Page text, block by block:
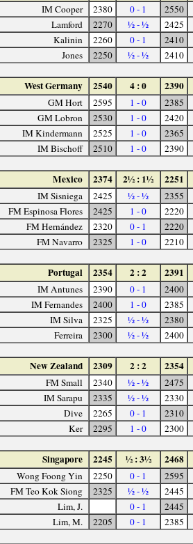
IM Cooper 2380 0 - 1 2550
Lamford
2270 ½ - ½ 2425
Kalinin
2260 0 - 1 2410
Jones
2250 ½ - ½ 2410
West Germany 2540 4 : 0 2390
GM Hort 2595 1 - 0 2385
GM Lobron
2530 1 - 0 2420
IM Kindermann
2525 1 - 0 2365
IM Bischoff
2510 1 - 0 2390
Mexico 2374 2½ : 1½ 2251
IM Sisniega 2425 ½ - ½ 2355
FM Espinosa Flores
2425 1 - 0 2220
FM Hernández
2320 0 - 1 2220
FM Navarro
2325 1 - 0 2210
Portugal 2354 2 : 2 2391
IM Antunes 2390 0 - 1 2400
IM Fernandes
2400 1 - 0 2385
IM Silva
2325 ½ - ½ 2380
Ferreira
2300 ½ - ½ 2400
New Zealand 2309 2 : 2 2354
FM Small 2340 ½ - ½ 2475
IM Sarapu
2335 ½ - ½ 2330
Dive
2265 0 - 1 2310
Ker
2295 1 - 0 2300
Singapore 2245 ½ : 3½ 2468
Wong Foong Yin 2250 0 - 1 2595
FM Teo Kok Siong
2325 ½ - ½ 2445
Lim, J.
0 - 1 2445
Lim, M.
2205 0 - 1 2385